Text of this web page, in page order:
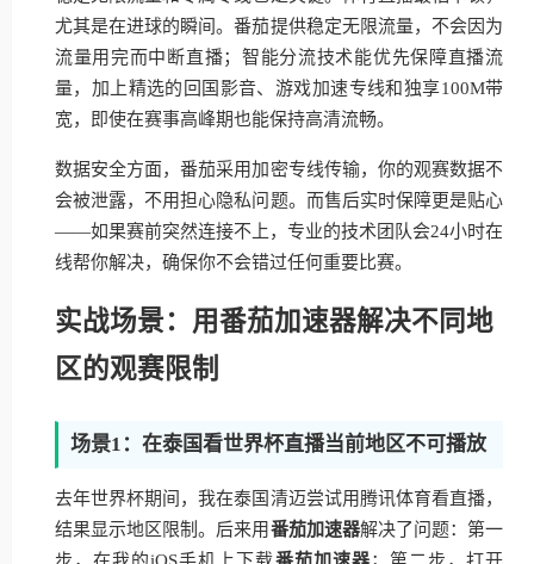
尤其是在进球的瞬间。番茄提供稳定无限流量，不会因为
流量用完而中断直播；智能分流技术能优先保障直播流
量，加上精选的回国影音、游戏加速专线和独享100M带
宽，即使在赛事高峰期也能保持高清流畅。
数据安全方面，番茄采用加密专线传输，你的观赛数据不
会被泄露，不用担心隐私问题。而售后实时保障更是贴心
——如果赛前突然连接不上，专业的技术团队会24小时在
线帮你解决，确保你不会错过任何重要比赛。
实战场景：用番茄加速器解决不同地
区的观赛限制
场景1：在泰国看世界杯直播当前地区不可播放
去年世界杯期间，我在泰国清迈尝试用腾讯体育看直播，
结果显示地区限制。后来用番茄加速器解决了问题：第一